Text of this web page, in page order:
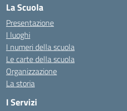
La Scuola
Presentazione
I luoghi
I numeri della scuola
Le carte della scuola
Organizzazione
La storia
I Servizi